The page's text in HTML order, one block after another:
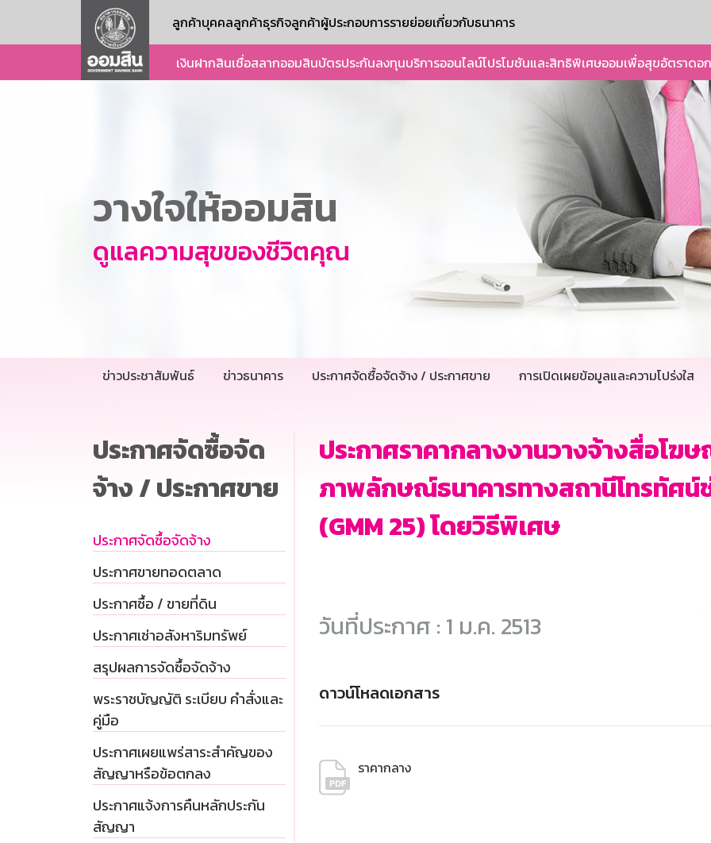
ลูกค้าบุคคลลูกค้าธุรกิจลูกค้าผู้ประกอบการรายย่อยเกี่ยวกับธนาคาร
เงินฝากสินเชื่อสลากออมสินบัตรประกันลงทุนบริการออนไลน์โปรโมชันและสิทธิพิเศษออมเพื่อสุขอัตราดอ
วางใจให้ออมสิน
ดูแลความสุขของชีวิตคุณ
ข่าวประชาสัมพันธ์ ข่าวธนาคาร ประกาศจัดซื้อจัดจ้าง / ประกาศขาย การเปิดเผยข้อมูลและความโปร่งใส
ประกาศจัดซื้อจัด
จ้าง / ประกาศขาย
ประกาศจัดซื้อจัดจ้าง
ประกาศขายทอดตลาด
ประกาศซื้อ / ขายที่ดิน
ประกาศเช่าอสังหาริมทรัพย์
สรุปผลการจัดซื้อจัดจ้าง
พระราชบัญญัติ ระเบียบ คำสั่งและ
คู่มือ
ประกาศเผยแพร่สาระสำคัญของ
สัญญาหรือข้อตกลง
ประกาศแจ้งการคืนหลักประกัน
สัญญา
ประกาศราคากลางงานวางจ้างสื่อโฆ
ภาพลักษณ์ธนาคารทางสถานีโทรทัศน์
(GMM 25) โดยวิธีพิเศษ
วันที่ประกาศ : 1 ม.ค. 2513
ดาวน์โหลดเอกสาร
ราคากลาง